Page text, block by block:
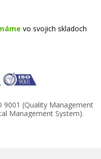
vo svojich skladoch
(Quality Management
Management System).